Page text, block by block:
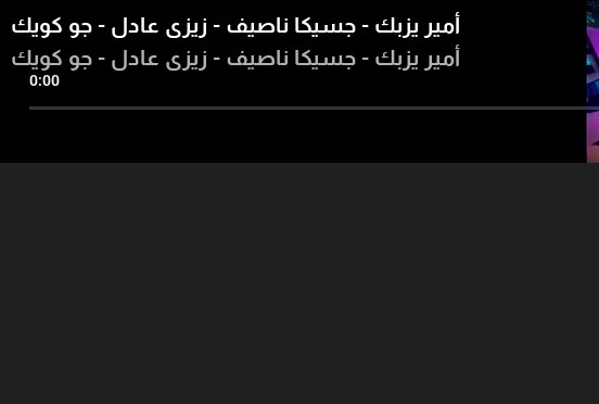
0:00
أمير يزبك - جسيكا ناصيف - زيزي عادل - جو كويك
أمير يزبك - جسيكا ناصيف - زيزي عادل - جو كويك